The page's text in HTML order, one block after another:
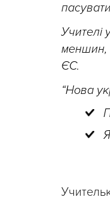
Учителі
меншин,
ЄС.
“Нова